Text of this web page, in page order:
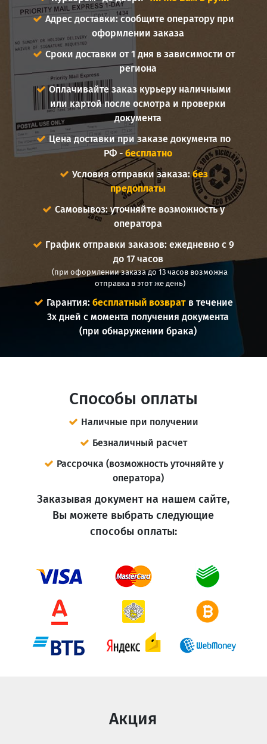
Адрес доставки: сообщите оператору при
оформлении заказа
Сроки доставки от 1 дня в зависимости от
региона
Оплачивайте заказ курьеру наличными
или картой после осмотра и проверки
документа
Цена доставки при заказе документа по
РФ -бесплатно
Условия отправки заказа:без
предоплаты
Самовывоз: уточняйте возможность у
оператора
График отправки заказов: ежедневно с 9
до 17 часов
(при оформлении заказа до 13 часов возможна
отправка в этот же день)
Гарантия:бесплатный возврат в течение
3х дней с момента получения документа
(при обнаружении брака)
Способы оплаты
Наличные при получении
Безналичный расчет
Рассрочка (возможность уточняйте у
оператора)
Заказывая документ на нашем сайте,
Вы можете выбрать следующие
способы оплаты:
Акция